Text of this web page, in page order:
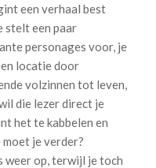
een verhaal best
stelt een paar
personages voor, je
locatie door
volzinnen tot leven,
die lezer direct je
het te kabbelen en
je verder?
weer op, terwijl je toch